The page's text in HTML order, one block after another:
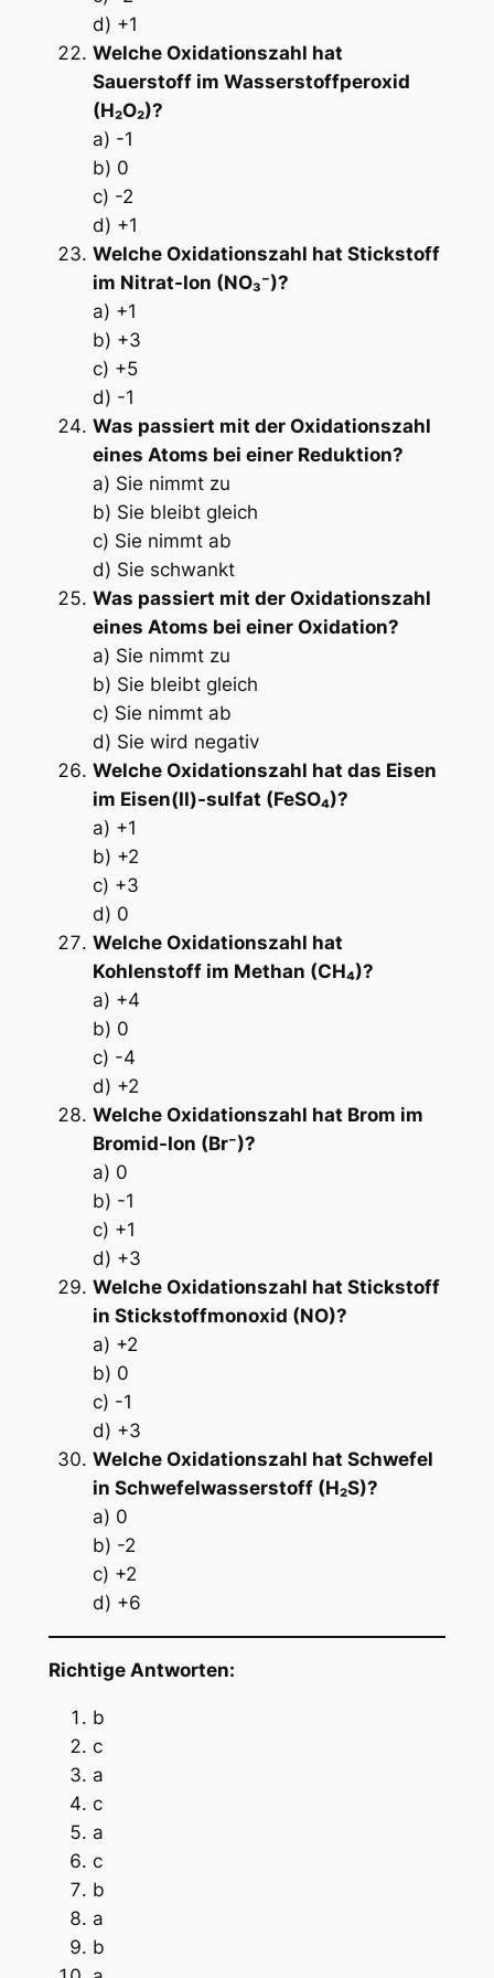
d) +1
Welche Oxidationszahl hat
Sauerstoff im Wasserstoffperoxid
(H₂O₂)?
a) -1
b) 0
c) -2
d) +1
Welche Oxidationszahl hat Stickstoff
im Nitrat-Ion (NO₃⁻)?
a) +1
b) +3
c) +5
d) -1
Was passiert mit der Oxidationszahl
eines Atoms bei einer Reduktion?
a) Sie nimmt zu
b) Sie bleibt gleich
c) Sie nimmt ab
d) Sie schwankt
Was passiert mit der Oxidationszahl
eines Atoms bei einer Oxidation?
a) Sie nimmt zu
b) Sie bleibt gleich
c) Sie nimmt ab
d) Sie wird negativ
Welche Oxidationszahl hat das Eisen
im Eisen(II)-sulfat (FeSO₄)?
a) +1
b) +2
c) +3
d) 0
Welche Oxidationszahl hat
Kohlenstoff im Methan (CH₄)?
a) +4
b) 0
c) -4
d) +2
Welche Oxidationszahl hat Brom im
Bromid-Ion (Br⁻)?
a) 0
b) -1
c) +1
d) +3
Welche Oxidationszahl hat Stickstoff
in Stickstoffmonoxid (NO)?
a) +2
b) 0
c) -1
d) +3
Welche Oxidationszahl hat Schwefel
in Schwefelwasserstoff (H₂S)?
a) 0
b) -2
c) +2
d) +6
Richtige Antworten:
b
c
a
c
a
c
b
a
b